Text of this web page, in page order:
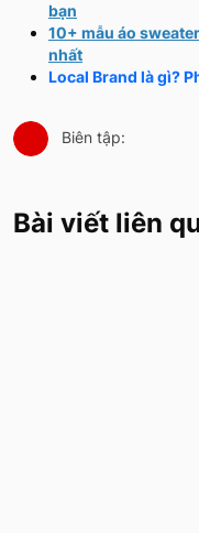
bạn
10+ mẫu áo
nhất
Local Brand là gì?
Biên tập:
Bài viết liên